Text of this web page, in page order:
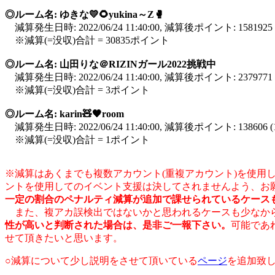
◎ルーム名: ゆきな💛🌻yukina～Z🥊
減算発生日時: 2022/06/24 11:40:00, 減算後ポイント:
※減算(=没収)合計 = 30835ポイント
◎ルーム名: 山田りな＠RIZINガール2022挑戦中
減算発生日時: 2022/06/24 11:40:00, 減算後ポイント:
※減算(=没収)合計 = 3ポイント
◎ルーム名: karin🧸🖤room
減算発生日時: 2022/06/24 11:40:00, 減算後ポイント: 138606
※減算(=没収)合計 = 1ポイント
※減算はあくまでも複数アカウント(重複アカウント)を使用
ントを使用してのイベント支援は決してされませんよう、
一定の割合のペナルティ減算が追加で課せられているケース
また、複アカ誤検出ではないかと思われるケースも少な
性が高いと判断された場合は、是非ご一報下さい。 可能であ
せて頂きたいと思います。
○減算について少し説明をさせて頂いているページを追加致